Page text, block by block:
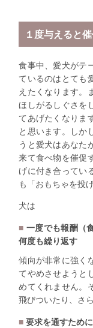
１度与えると
食事中、愛犬がテ
ているのはとても
えたくなります。
ほしがるしぐさを
てあげたくなりま
と思います。しか
うと愛犬はあなた
来て食べ物を催促
げに付き合ってい
も「おもちゃを投
犬は
一度でも報酬（
何度も繰り返す
傾向が非常に強く
てやめさせようと
めてくれません。
飛びついたり、さ
要求を通すため